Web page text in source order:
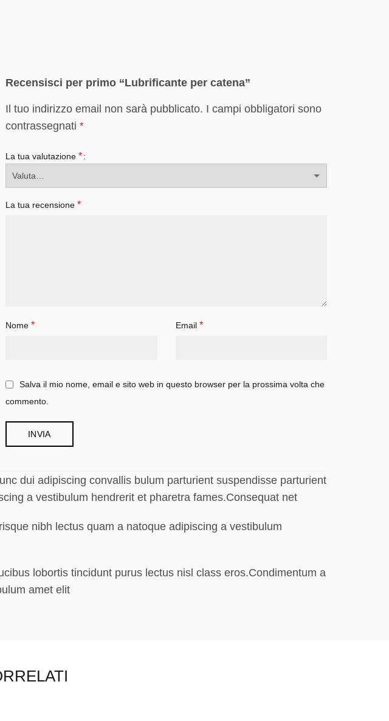
Recensisci per primo “Lubrificante per catena”
Il tuo indirizzo email non sarà pubblicato. I campi obbligatori sono
contrassegnati *
La tua valutazione *
La tua recensione *
Nome * Email *
Salva il mio nome, email e sito web in questo browser per la prossima volta che
commento.
dui adipiscing convallis bulum parturient suspendisse parturient
a vestibulum hendrerit et pharetra fames.Consequat net
nibh lectus quam a natoque adipiscing a vestibulum
lobortis tincidunt purus lectus nisl class eros.Condimentum a
amet elit